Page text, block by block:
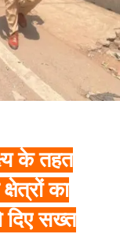
के तहत
का
दिए सख्त